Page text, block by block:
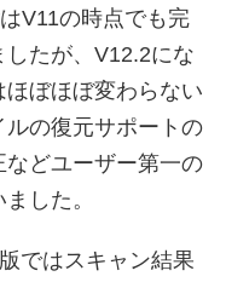
V11の時点でも完
たが、V12.2にな
ぼほぼ変わらない
ルの復元サポートの
どユーザー第一の
した。
ではスキャン結果